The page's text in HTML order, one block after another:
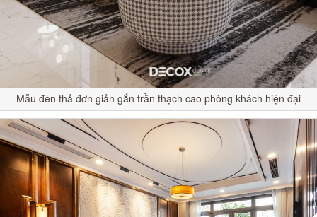
Mẫu đèn thả đơn giản gắn trần thạch cao phòng khách hiện đại